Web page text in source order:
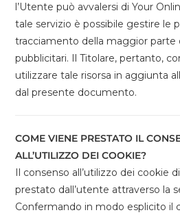
l’Utente può avvalersi di Your
tale servizio è possibile gestire le
tracciamento della maggior
pubblicitari. Il Titolare, pertanto,
utilizzare tale risorsa in aggiunta
dal presente documento.
COME VIENE PRESTATO IL
ALL’UTILIZZO DEI COOKIE?
Il consenso all’utilizzo dei cookie
prestato dall’utente attraverso la
Confermando in modo esplicito il